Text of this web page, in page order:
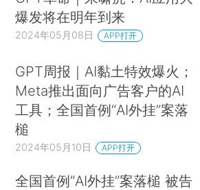
爆发将在明年到来
2024年05月08日 APP打开
GPT周报｜AI黏土特效爆火；
Meta推出面向广告客户的AI
工具；全国首例“AI外挂”案落
槌
2024年05月10日 APP打开
全国首例“AI外挂”案落槌 被告